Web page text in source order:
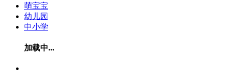
萌宝宝
幼儿园
中小学
加载中...